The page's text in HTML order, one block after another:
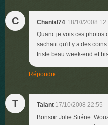
C Chantal74 18/10/2008
Quand je vois ces photos
sachant qu'il y a des
triste.beau week-end et
Répondre
T Talant 17/10/2008 22:55
Bonsoir Jolie